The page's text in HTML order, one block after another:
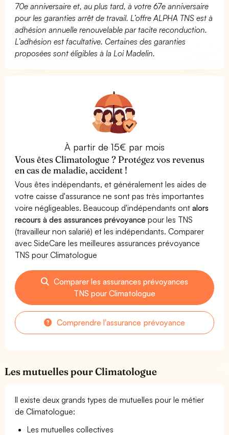
70e anniversaire et, au plus tard, à votre 67e anniversaire
pour les garanties arrêt de travail. L’offre ALPHA TNS est à
adhésion annuelle renouvelable par tacite reconduction.
L’adhésion est facultative. Certaines des garanties
proposées sont éligibles à la Loi Madelin.
À partir de 15€ par mois
Vous êtes Climatologue ? Protégez vos revenus
en cas de maladie, accident !
Vous êtes indépendants, et généralement les aides de
votre caisse d'assurance ne sont pas très importantes
voire négligeables. Beaucoup d'indépendants ontalors
recours à des assurances prévoyance pour les TNS
(travailleur non salarié) et les indépendants. Comparer
avec SideCare les meilleures assurances prévoyance
TNS pour Climatologue
Comparer les assurances prévoyances
TNS pour Climatologue
Comprendre l'assurance prévoyance
Les mutuelles pour Climatologue
Il existe deux grands types de mutuelles pour le métier
de Climatologue:
Les mutuelles collectives